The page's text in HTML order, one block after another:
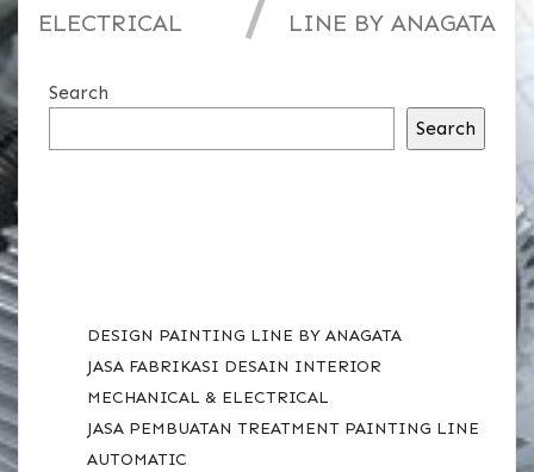
ELECTRICAL
LINE BY ANAGATA
Search
Search
DESIGN PAINTING LINE BY ANAGATA
JASA FABRIKASI DESAIN INTERIOR
MECHANICAL & ELECTRICAL
JASA PEMBUATAN TREATMENT PAINTING LINE
AUTOMATIC